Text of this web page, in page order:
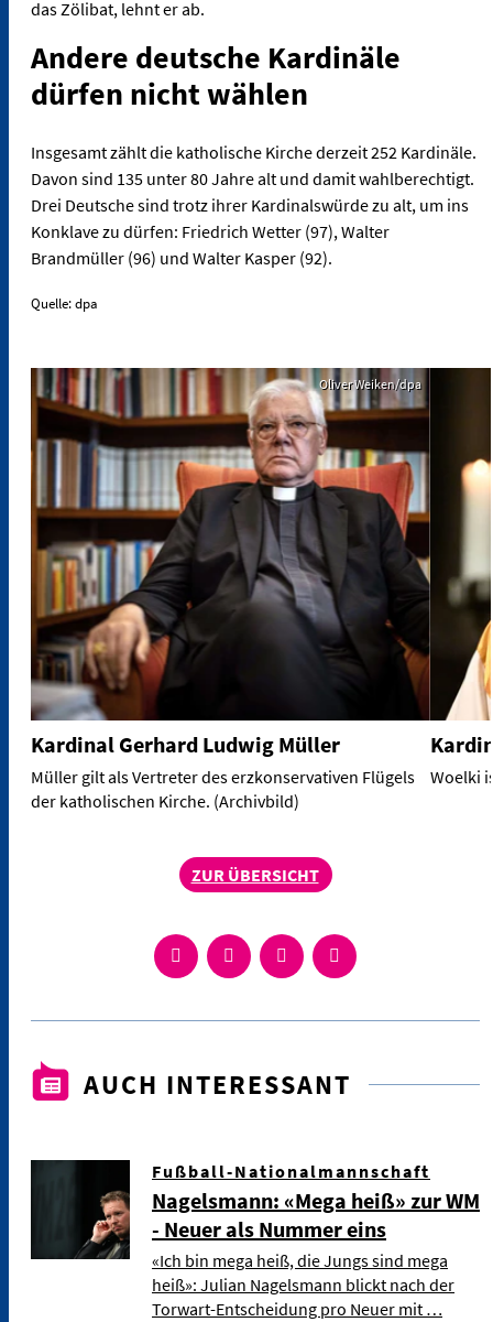
das Zölibat, lehnt er ab.
Andere deutsche Kardinäle
dürfen nicht wählen
Insgesamt zählt die katholische Kirche derzeit 252 Kardinäle.
Davon sind 135 unter 80 Jahre alt und damit wahlberechtigt.
Drei Deutsche sind trotz ihrer Kardinalswürde zu alt, um ins
Konklave zu dürfen: Friedrich Wetter (97), Walter
Brandmüller (96) und Walter Kasper (92).
Quelle: dpa
Oliver Weiken/dpa
Kardinal Gerhard Ludwig Müller
Müller gilt als Vertreter des erzkonservativen Flügels
der katholischen Kirche. (Archivbild)
Woelki
ZUR ÜBERSICHT
AUCH INTERESSANT
Fußball-Nationalmannschaft
Nagelsmann: «Mega heiß» zur WM
- Neuer als Nummer eins
«Ich bin mega heiß, die Jungs sind mega
heiß»: Julian Nagelsmann blickt nach der
Torwart-Entscheidung pro Neuer mit …